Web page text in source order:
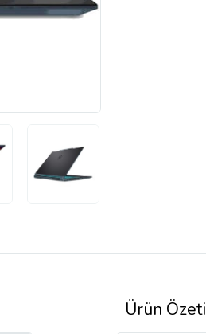
Ürün Özeti